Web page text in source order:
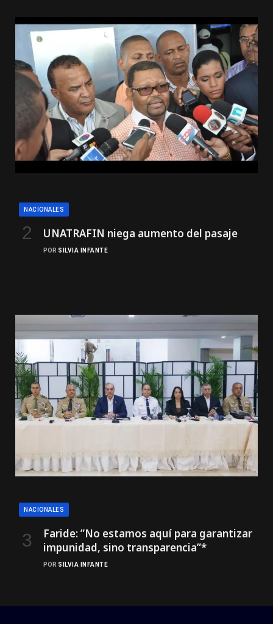
NACIONALES
UNATRAFIN niega aumento del pasaje
POR SILVIA INFANTE
NACIONALES
Faride: ”No estamos aquí para garantizar
impunidad, sino transparencia”*
POR SILVIA INFANTE